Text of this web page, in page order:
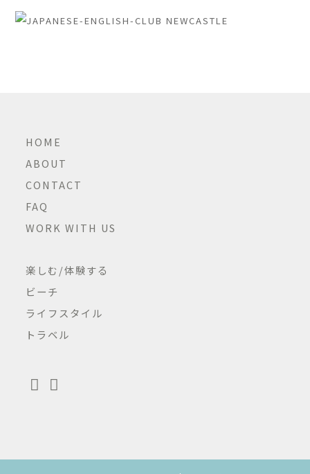
HOME
ABOUT
CONTACT
FAQ
WORK WITH US
楽しむ/体験する
ビーチ
ライフスタイル
トラベル